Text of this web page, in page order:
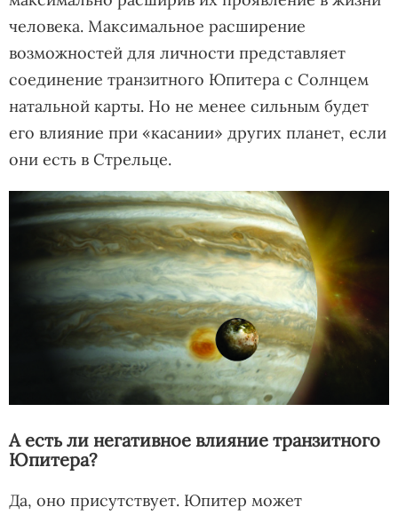
человека. Максимальное расширение
возможностей для личности представляет
соединение транзитного Юпитера с Солнцем
натальной карты. Но не менее сильным будет
его влияние при «касании» других планет, если
они есть в Стрельце.
А есть ли негативное влияние транзитного
Юпитера?
Да, оно присутствует. Юпитер может